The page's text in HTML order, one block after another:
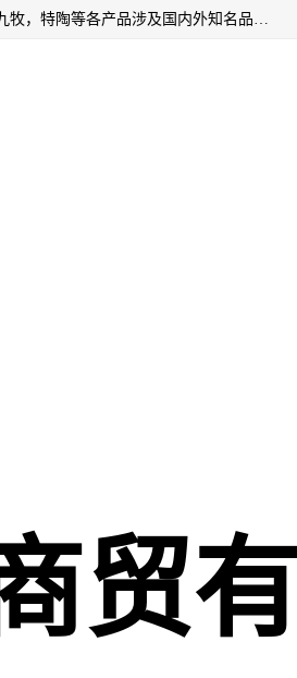
专业配送水暖器材、光源灯具、五金交电等维修物资，飞利浦，佛山照明，世达，博世，九牧，特陶等各产品涉及国内外知名品牌。公司专注与物业、学校、酒店、工厂等单位合作，提供一站式配送服务，降低客户综合成本。依托电子商务改变传统模式，以专业的团队为客户提供24H物资配送到达，货到月结、统一开票，便捷退换等服务，提高了企业的运营效率。
贸